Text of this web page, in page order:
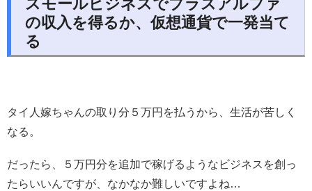
スモールビジネスでプラスアルファ
の収入を得るか、仮想通貨で一発当て
る
タイ人嫁ちゃんの取り分５万円を払うから、生活が苦しく
なる。
だったら、５万円分を追加で稼げるようなビジネスを創っ
たらいいんですが、なかなか難しいですよね…